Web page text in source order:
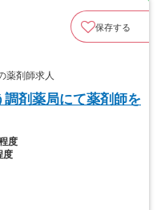
保存する
薬剤師求人
調剤薬局にて薬剤師を
度
度